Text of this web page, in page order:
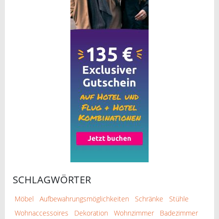
SCHLAGWÖRTER
Möbel Aufbewahrungsmöglichkeiten Schränke
Stühle
Wohnaccessoires
Dekoration Wohnzimmer Badezimmer